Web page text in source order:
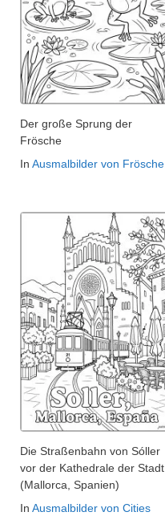
Der große Sprung der
Frösche
In Ausmalbilder von Frösche
Die Straßenbahn von Sóller
vor der Kathedrale der Stadt
(Mallorca, Spanien)
In Ausmalbilder von Cities